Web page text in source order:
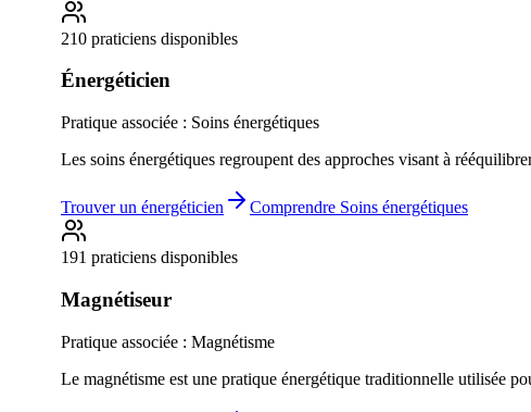
210 praticiens disponibles
Énergéticien
Pratique associée : Soins énergétiques
Les soins énergétiques regroupent des approches visant à
Trouver un énergéticien Comprendre Soins énergétiques
191 praticiens disponibles
Magnétiseur
Pratique associée : Magnétisme
Le magnétisme est une pratique énergétique traditionnelle utilisée